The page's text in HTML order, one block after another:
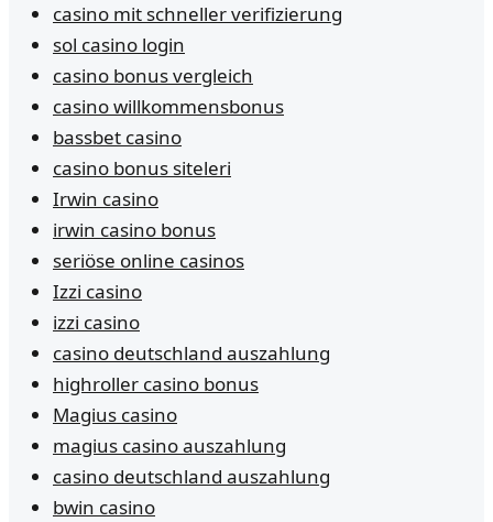
casino mit schneller verifizierung
sol casino login
casino bonus vergleich
casino willkommensbonus
bassbet casino
casino bonus siteleri
Irwin casino
irwin casino bonus
seriöse online casinos
Izzi casino
izzi casino
casino deutschland auszahlung
highroller casino bonus
Magius casino
magius casino auszahlung
casino deutschland auszahlung
bwin casino